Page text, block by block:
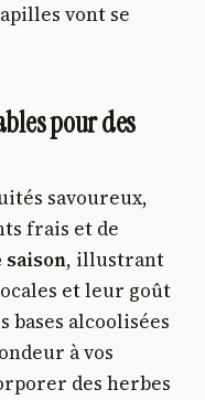
vont se
pour des
savoureux,
frais et de
, illustrant
et leur goût
bases alcoolisées
à vos
des herbes